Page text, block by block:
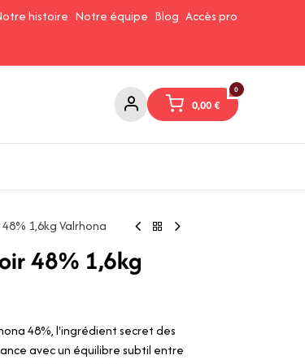
histoire Notre équipe Blog Accès pro
0
0,00€
1,6kg Valrhona
48% 1,6kg
48%, l'ingrédient secret des
avec un équilibre subtil entre